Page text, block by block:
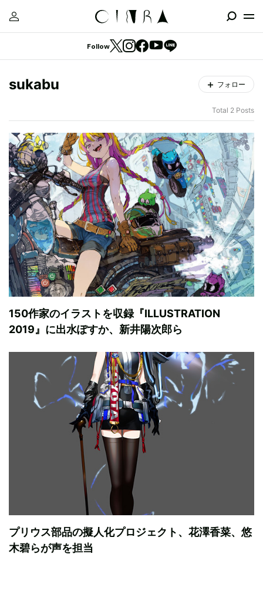
Follow
sukabu フォロー
Total 2 Posts
150作家のイラストを収録『ILLUSTRATION
2019』に出水ぽすか、新井陽次郎ら
プリウス部品の擬人化プロジェクト、花澤香菜、悠
木碧らが声を担当